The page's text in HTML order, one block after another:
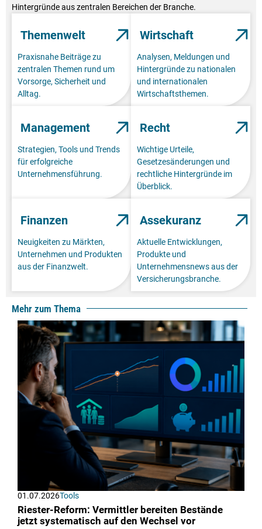
Hintergründe aus zentralen Bereichen der Branche.
Themenwelt
Praxisnahe Beiträge zu
zentralen Themen rund um
Vorsorge, Sicherheit und
Alltag.
Wirtschaft
Analysen, Meldungen und
Hintergründe zu nationalen
und internationalen
Wirtschaftsthemen.
Management
Strategien, Tools und Trends
für erfolgreiche
Unternehmensführung.
Recht
Wichtige Urteile,
Gesetzesänderungen und
rechtliche Hintergründe im
Überblick.
Finanzen
Neuigkeiten zu Märkten,
Unternehmen und Produkten
aus der Finanzwelt.
Assekuranz
Aktuelle Entwicklungen,
Produkte und
Unternehmensnews aus der
Versicherungsbranche.
Mehr zum Thema
01.07.2026Tools
Riester-Reform: Vermittler bereiten Bestände
jetzt systematisch auf den Wechsel vor